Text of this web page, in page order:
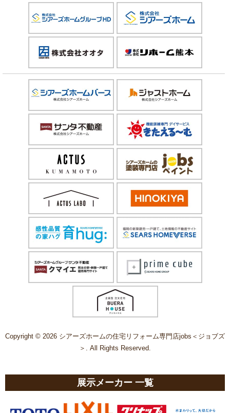
Copyright © 2026 シアーズホームの住宅リフォーム専門店jobs＜ジョブズ
＞. All Rights Reserved.
展示メーカー 一覧